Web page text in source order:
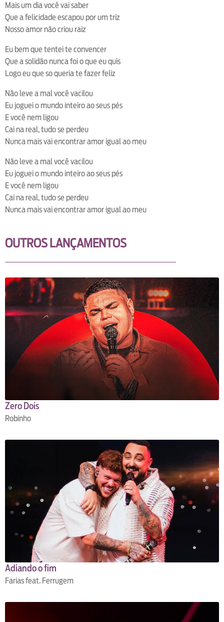
Mais um dia você vai saber
Que a felicidade escapou por um triz
Nosso amor não criou raiz
Eu bem que tentei te convencer
Que a solidão nunca foi o que eu quis
Logo eu que so queria te fazer feliz
Não leve a mal você vacilou
Eu joguei o mundo inteiro ao seus pés
E você nem ligou
Cai na real, tudo se perdeu
Nunca mais vai encontrar amor igual ao meu
Não leve a mal você vacilou
Eu joguei o mundo inteiro ao seus pés
E você nem ligou
Cai na real, tudo se perdeu
Nunca mais vai encontrar amor igual ao meu
OUTROS LANÇAMENTOS
Zero Dois
Robinho
Adiando o fim
Farias feat. Ferrugem